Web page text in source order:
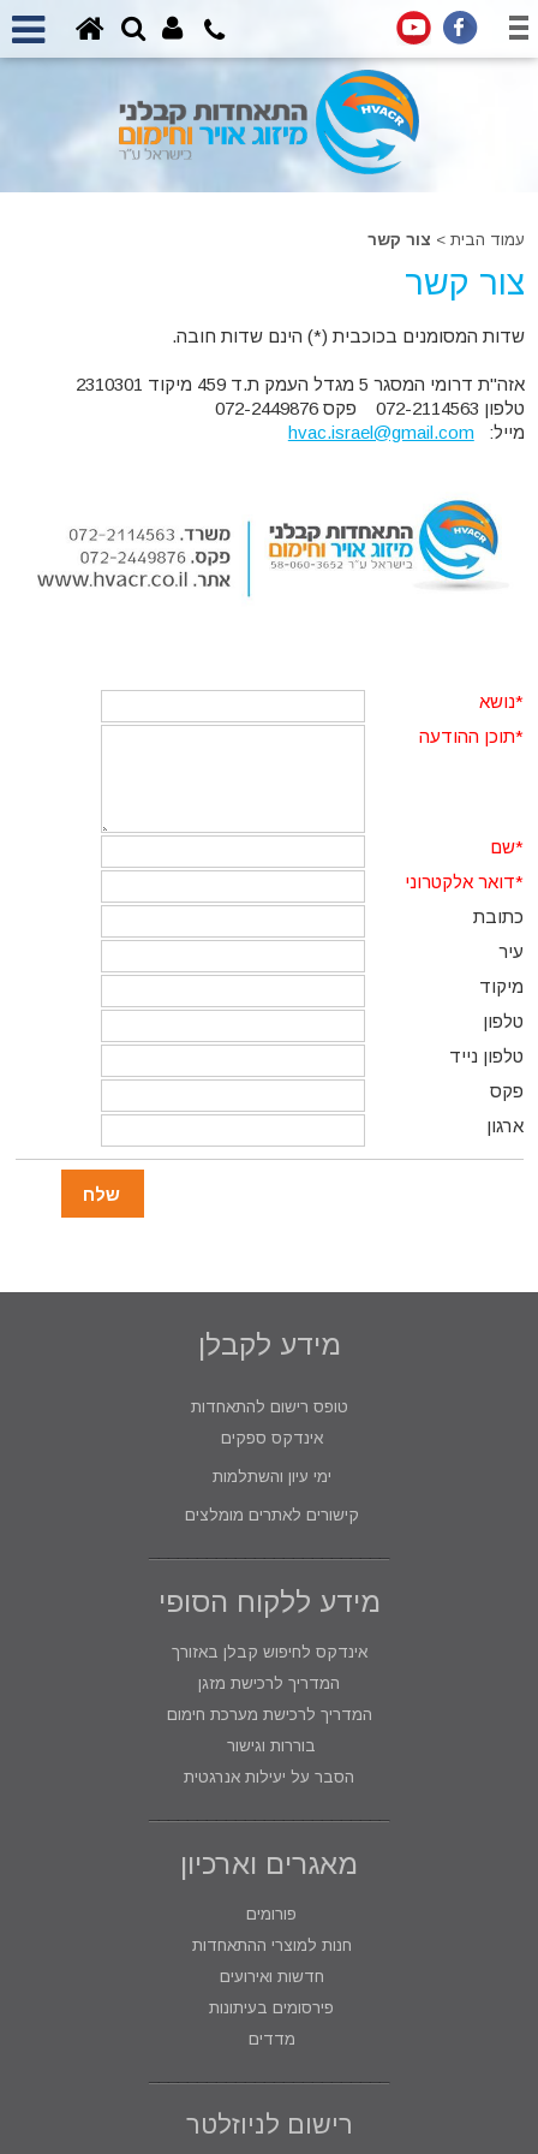
עמוד הבית > צור קשר
צור קשר
שדות המסומנים בכוכבית (*) הינם שדות חובה.
אזה"ת דרומי המסגר 5 מגדל העמק ת.ד 459 מיקוד 2310301
טלפון 072-2114563 פקס 072-2449876
מייל:hvac.israel@gmail.com
*נושא
*תוכן ההודעה
*שם
*דואר אלקטרוני
כתובת
עיר
מיקוד
טלפון
טלפון נייד
פקס
ארגון
מידע לקבלן
טופס רישום להתאחדות
אינדקס ספקים
ימי עיון והשתלמות
קישורים לאתרים מומלצים
מידע ללקוח הסופי
אינדקס לחיפוש קבלן באזורך
המדריך לרכישת מזגן
המדריך לרכישת מערכת חימום
בוררות וגישור
הסבר על יעילות אנרגטית
מאגרים וארכיון
פורומים
חנות למוצרי ההתאחדות
חדשות ואירועים
פירסומים בעיתונות
מדדים
רישום לניוזלטר